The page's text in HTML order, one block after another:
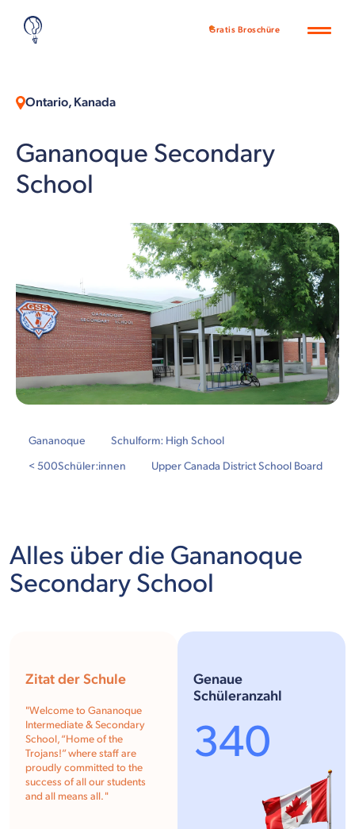
Gratis Broschüre
Ontario, Kanada
Gananoque Secondary
School
Gananoque
Schulform: High School
< 500Schüler:innen Upper Canada District School Board
Alles über die Gananoque
Secondary School
Zitat der Schule
"Welcome to Gananoque
Intermediate & Secondary
School, “Home of the
Trojans!” where staff are
proudly committed to the
success of all our students
and all means all. "
Genaue
Schüleranzahl
340